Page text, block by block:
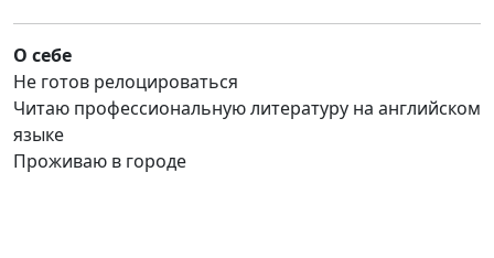
О себе
Не готов релоцироваться
Читаю профессиональную литературу на английском
языке
Проживаю в городе